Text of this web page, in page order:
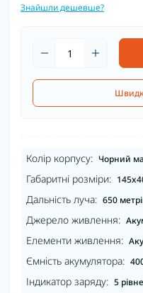
Знайшли дешевше?
Колір корпусу: Чорний
Габаритні розміри:
Дальність луча: 650
Джерело живлення:
Елементи живлення:
Ємність акумулятора:
Індикатор заряду: 5